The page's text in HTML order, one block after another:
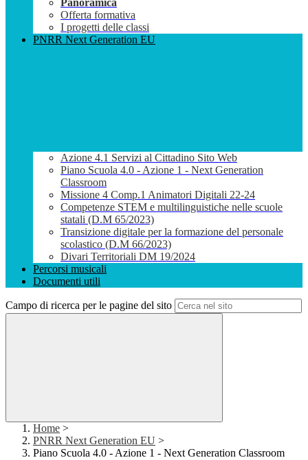
Panoramica
Offerta formativa
I progetti delle classi
PNRR Next Generation EU
Azione 4.1 Servizi al Cittadino Sito Web
Piano Scuola 4.0 - Azione 1 - Next Generation
Classroom
Missione 4 Comp.1 Animatori Digitali 22-24
Competenze STEM e multilinguistiche nelle scuole
statali (D.M 65/2023)
Transizione digitale per la formazione del personale
scolastico (D.M 66/2023)
Divari Territoriali DM 19/2024
Percorsi musicali
Documenti utili
Campo di ricerca per le pagine del sito
Home >
PNRR Next Generation EU >
Piano Scuola 4.0 - Azione 1 - Next Generation Classroom